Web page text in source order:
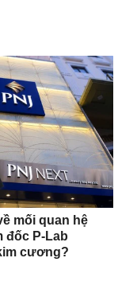
mối quan hệ
đốc P-Lab
cương?